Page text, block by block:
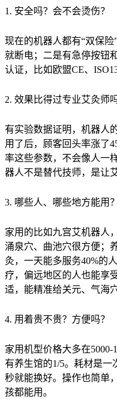
1. 安全吗？会不会烫伤？
现在的机器人都有“双保
就断电；二是有急停按钮
认证，比如欧盟CE、
2. 效果比得过专业艾灸师吗
有实验数据证明，机器人
用了后，顾客回头率涨了
率这些参数，不会像人一
器人不是替代技师，是让
3. 哪些人、哪些地方能用？
家用的比如九宫艾机器人
涌泉穴、曲池穴很方便；
灸，一天能多服务40%的
疗，偏远地区的人也能享
适，能精准给关元、气海
4. 用着贵不贵？方便吗？
家用机型价格大多在5000-
有养生馆的1/5。耗材是一
秒就能换好。操作也简单
孩都能用。